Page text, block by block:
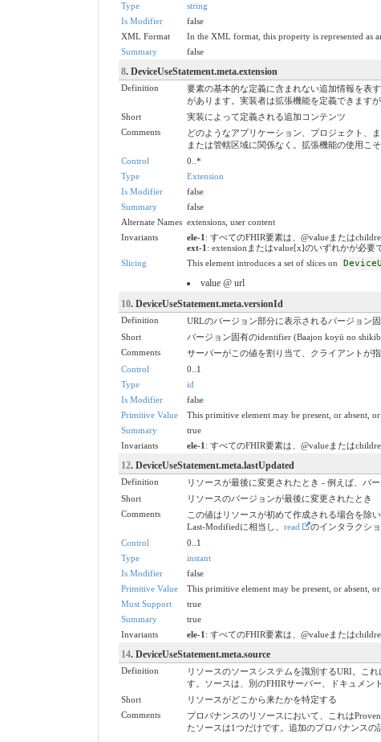
Type
string
Is Modifier
false
XML Format
In the XML format, this property is represented as
Summary
false
8. DeviceUseStatement.meta.extension
Definition
要素の基本的な定義に含まれない追加情報を表
があります。実装者は拡張機能を定義できます
Short
実装によって定義される追加コンテンツ
Comments
どのようなアプリケーション、プロジェクト、
または管轄区域に関係なく。拡張機能の使用こ
Control
0..*
Type
Extension
Is Modifier
false
Summary
false
Alternate Names extensions, user content
Invariants
ele-1 : すべてのFHIR要素は、@valueまたは
ext-1 : extensionまたはvalue[x]のいずれかが必要
Slicing
This element introduces a set of slices on
value @ url
10. DeviceUseStatement.meta.versionId
Definition
URLのバージョン部分に表示されるバージョン
Short
バージョン固有のidentifier (Baajon koyū no
Comments
サーバーがこの値を割り当て、クライアントが
Control
0..1
Type
id
Is Modifier
false
Primitive Value
This primitive element may be present, or absent,
Summary
true
Invariants
ele-1 : すべてのFHIR要素は、@valueまたは
12. DeviceUseStatement.meta.lastUpdated
Definition
リソースが最後に変更されたとき - 例えば、バ
Short
リソースのバージョンが最後に変更されたとき
Comments
この値はリソースが初めて作成される場合を除
Last-Modifiedに相当し、 read
のインタラクシ
Control
0..1
Type
instant
Is Modifier
false
Primitive Value
This primitive element may be present, or absent,
Must Support
true
Summary
true
Invariants
ele-1 : すべてのFHIR要素は、@valueまたは
14. DeviceUseStatement.meta.source
Definition
リソースのソースシステムを識別するURI。こ
す。ソースは、別のFHIRサーバー、ドキュメン
Short
リソースがどこから来たかを特定する
Comments
プロバナンスのリソースにおいて、これは
たソースは1つだけです。追加のプロバナンスの